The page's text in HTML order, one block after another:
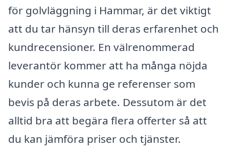
för golvläggning i Hammar, är det viktigt
att du tar hänsyn till deras erfarenhet och
kundrecensioner. En välrenommerad
leverantör kommer att ha många nöjda
kunder och kunna ge referenser som
bevis på deras arbete. Dessutom är det
alltid bra att begära flera offerter så att
du kan jämföra priser och tjänster.